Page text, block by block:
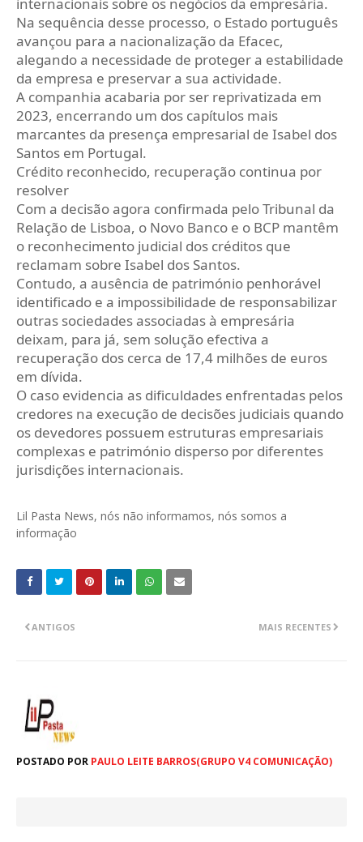
internacionais sobre os negócios da empresária.
Na sequência desse processo, o Estado português
avançou para a nacionalização da Efacec,
alegando a necessidade de proteger a estabilidade
da empresa e preservar a sua actividade.
A companhia acabaria por ser reprivatizada em
2023, encerrando um dos capítulos mais
marcantes da presença empresarial de Isabel dos
Santos em Portugal.
Crédito reconhecido, recuperação continua por
resolver
Com a decisão agora confirmada pelo Tribunal da
Relação de Lisboa, o Novo Banco e o BCP mantêm
o reconhecimento judicial dos créditos que
reclamam sobre Isabel dos Santos.
Contudo, a ausência de património penhorável
identificado e a impossibilidade de responsabilizar
outras sociedades associadas à empresária
deixam, para já, sem solução efectiva a
recuperação dos cerca de 17,4 milhões de euros
em dívida.
O caso evidencia as dificuldades enfrentadas pelos
credores na execução de decisões judiciais quando
os devedores possuem estruturas empresariais
complexas e património disperso por diferentes
jurisdições internacionais.
Lil Pasta News, nós não informamos, nós somos a
informação
MAIS RECENTES
ANTIGOS
POSTADO POR PAULO LEITE BARROS(GRUPO V4 COMUNICAÇÃO)